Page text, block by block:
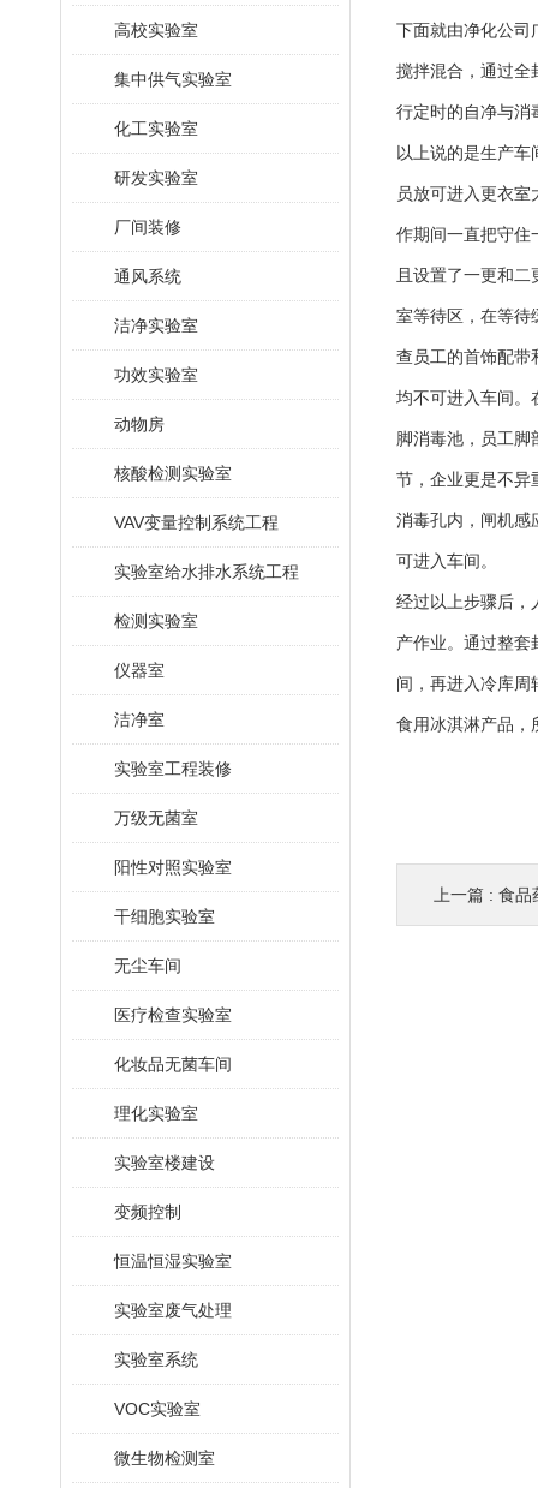
高校实验室
集中供气实验室
化工实验室
研发实验室
厂间装修
通风系统
洁净实验室
功效实验室
动物房
核酸检测实验室
VAV变量控制系统工程
实验室给水排水系统工程
检测实验室
仪器室
洁净室
实验室工程装修
万级无菌室
阳性对照实验室
干细胞实验室
无尘车间
医疗检查实验室
化妆品无菌车间
理化实验室
实验室楼建设
变频控制
恒温恒湿实验室
实验室废气处理
实验室系统
VOC实验室
微生物检测室
下面就由净化公司
搅拌混合，通过全
行定时的自净与消
以上说的是生产
员放可进入更衣室
作期间一直把守住
且设置了一更和
室等待区，在等待
查员工的首饰配带
均不可进入车间。
脚消毒池，员工脚
节，企业更是不异
消毒孔内，闸机感
可进入车间。
经过以上步骤后，
产作业。通过整套
间，再进入冷库周
食用冰淇淋产品，
上一篇 : 食品